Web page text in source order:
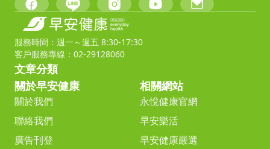
服務時間：週一～週五 8:30-17:30
客戶服務專線：02-29128060
文章分類
關於早安健康
關於我們
聯絡我們
廣告刊登
相關網站
永悅健康官網
早安樂活
早安健康嚴選